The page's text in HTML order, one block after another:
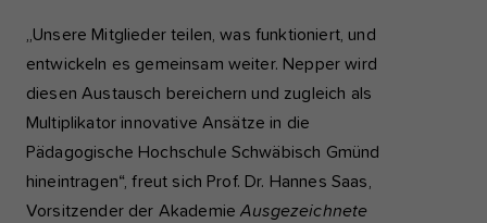
„Unsere Mitglieder teilen, was funktioniert, und
entwickeln es gemeinsam weiter. Nepper wird
diesen Austausch bereichern und zugleich als
Multiplikator innovative Ansätze in die
Pädagogische Hochschule Schwäbisch Gmünd
hineintragen“, freut sich Prof. Dr. Hannes Saas,
Vorsitzender der AkademieAusgezeichnete